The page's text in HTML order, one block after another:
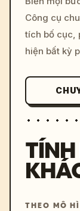
Công cụ
tích bố cục,
hiện bất kỳ
THEO MÔ